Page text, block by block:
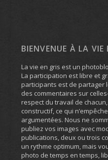
BIENVENUE À LA VIE
La vie en gris est un
La participation est libre et
participants est de partager
des commentaires sur
respect du travail de
constructif, ce qui
argumentées. Nous ne
publiez vos images avec
publications, deux ou trois
un rythme optimum, mais
photo de temps en temps,